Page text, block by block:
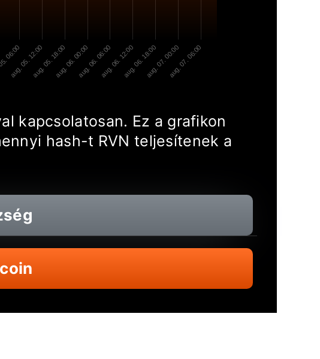
06:00
aug. 05. 12:00aug. 05. 18:00aug. 06. 00:00aug. 06. 06:00aug. 06. 12:00aug. 06. 18:00aug. 07. 00:00aug. 07. 06:00
kapcsolatosan. Ez a grafikon
hash-t RVN teljesítenek a